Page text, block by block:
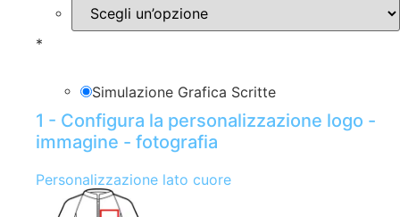
*
Simulazione Grafica Scritte
1 - Configura la personalizzazione logo -
immagine - fotografia
Personalizzazione lato cuore